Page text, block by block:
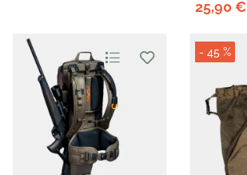
25,90 €
- 45 %